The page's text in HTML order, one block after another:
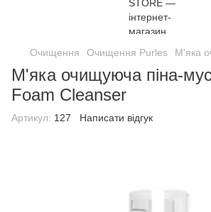
Очищення Очищення Purles М'яка
М'яка очищуюча піна-
Foam Cleanser
Артикул: 127 Написати відгук